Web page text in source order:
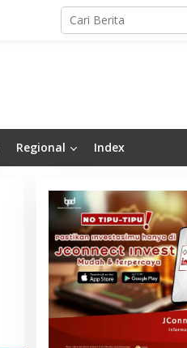
Regional Index